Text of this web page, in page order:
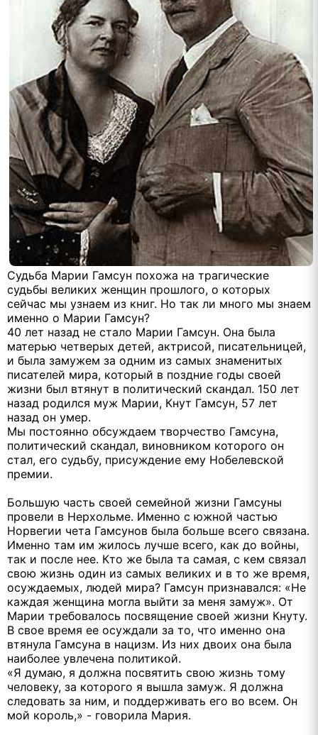
Судьба Марии Гамсун похожа на трагические
судьбы великих женщин прошлого, о которых
сейчас мы узнаем из книг. Но так ли много мы знаем
именно о Марии Гамсун?
40 лет назад не стало Марии Гамсун. Она была
матерью четверых детей, актрисой, писательницей,
и была замужем за одним из самых знаменитых
писателей мира, который в поздние годы своей
жизни был втянут в политический скандал. 150 лет
назад родился муж Марии, Кнут Гамсун, 57 лет
назад он умер.
Мы постоянно обсуждаем творчество Гамсуна,
политический скандал, виновником которого он
стал, его судьбу, присуждение ему Нобелевской
премии.
Большую часть своей семейной жизни Гамсуны
провели в Нерхольме. Именно с южной частью
Норвегии чета Гамсунов была больше всего связана.
Именно там им жилось лучше всего, как до войны,
так и после нее. Кто же была та самая, с кем связал
свою жизнь один из самых великих и в то же время,
осуждаемых, людей мира? Гамсун признавался: «Не
каждая женщина могла выйти за меня замуж». От
Марии требовалось посвящение своей жизни Кнуту.
В свое время ее осуждали за то, что именно она
втянула Гамсуна в нацизм. Из них двоих она была
наиболее увлечена политикой.
«Я думаю, я должна посвятить свою жизнь тому
человеку, за которого я вышла замуж. Я должна
следовать за ним, и поддерживать его во всем. Он
мой король,» - говорила Мария.